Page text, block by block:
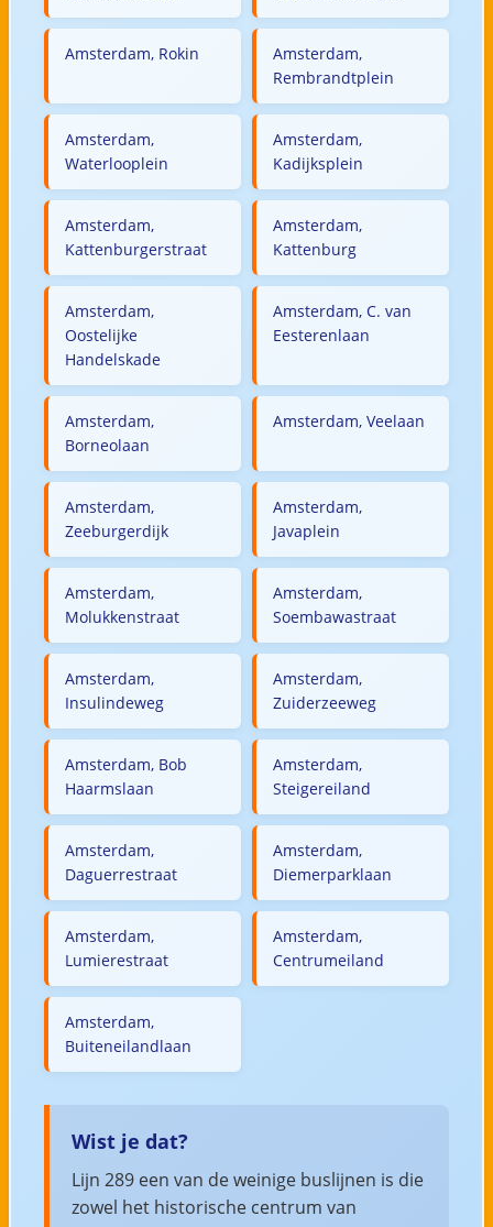
Amsterdam, Rokin
Amsterdam,
Rembrandtplein
Amsterdam,
Waterlooplein
Amsterdam,
Kadijksplein
Amsterdam,
Kattenburgerstraat
Amsterdam,
Kattenburg
Amsterdam,
Oostelijke
Handelskade
Amsterdam, C. van
Eesterenlaan
Amsterdam,
Borneolaan
Amsterdam, Veelaan
Amsterdam,
Zeeburgerdijk
Amsterdam,
Javaplein
Amsterdam,
Molukkenstraat
Amsterdam,
Soembawastraat
Amsterdam,
Insulindeweg
Amsterdam,
Zuiderzeeweg
Amsterdam, Bob
Haarmslaan
Amsterdam,
Steigereiland
Amsterdam,
Daguerrestraat
Amsterdam,
Diemerparklaan
Amsterdam,
Lumierestraat
Amsterdam,
Centrumeiland
Amsterdam,
Buiteneilandlaan
Wist je dat?
Lijn 289 een van de weinige buslijnen is die
zowel het historische centrum van